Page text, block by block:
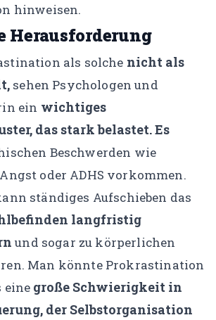
hinweisen.
Herausforderung
als solche nicht als
sehen Psychologen und
ein wichtiges
das stark belastet. Es
Beschwerden wie
oder ADHS vorkommen.
ständiges Aufschieben das
langfristig
und sogar zu körperlichen
Man könnte Prokrastination
eine große Schwierigkeit in
der Selbstorganisation